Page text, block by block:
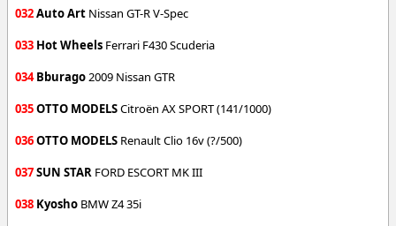
032Auto Art Nissan GT-R V-Spec
033 Hot Wheels Ferrari F430 Scuderia
034 Bburago2009 Nissan GTR
035OTTO MODELSCitroën AX SPORT (141/1000)
036OTTO MODELS Renault Clio 16v (?/500)
037SUN STAR FORD ESCORT MK III
038 Kyosho BMW Z4 35i